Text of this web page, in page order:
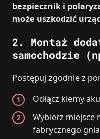
bezpiecznik i
może uszkodzić
2. Montaż
samochodzie
Postępuj zgodnie z
Odłącz klemy
Wybierz miejsce
fabrycznego